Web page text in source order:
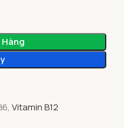
Hàng
, Vitamin B12